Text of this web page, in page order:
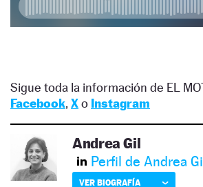
Sigue toda la información de EL
Facebook, Xo Instagram
Andrea Gil
Perfil de Andrea
VER BIOGRAFÍA